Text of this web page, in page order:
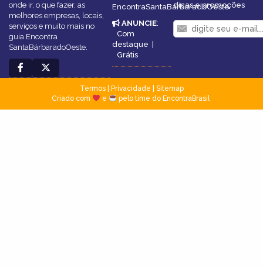
onde ir, o que fazer, as
melhores empresas, locais,
serviços e muito mais no
guia Encontra
SantaBárbaradoOeste.
EncontraSantaBárbaradoOeste
ANUNCIE:
Com
destaque |
Grátis
dicas e promoções
Termos| Privacidade
Sitemap
Criado com
e pelo time do EncontraBrasil